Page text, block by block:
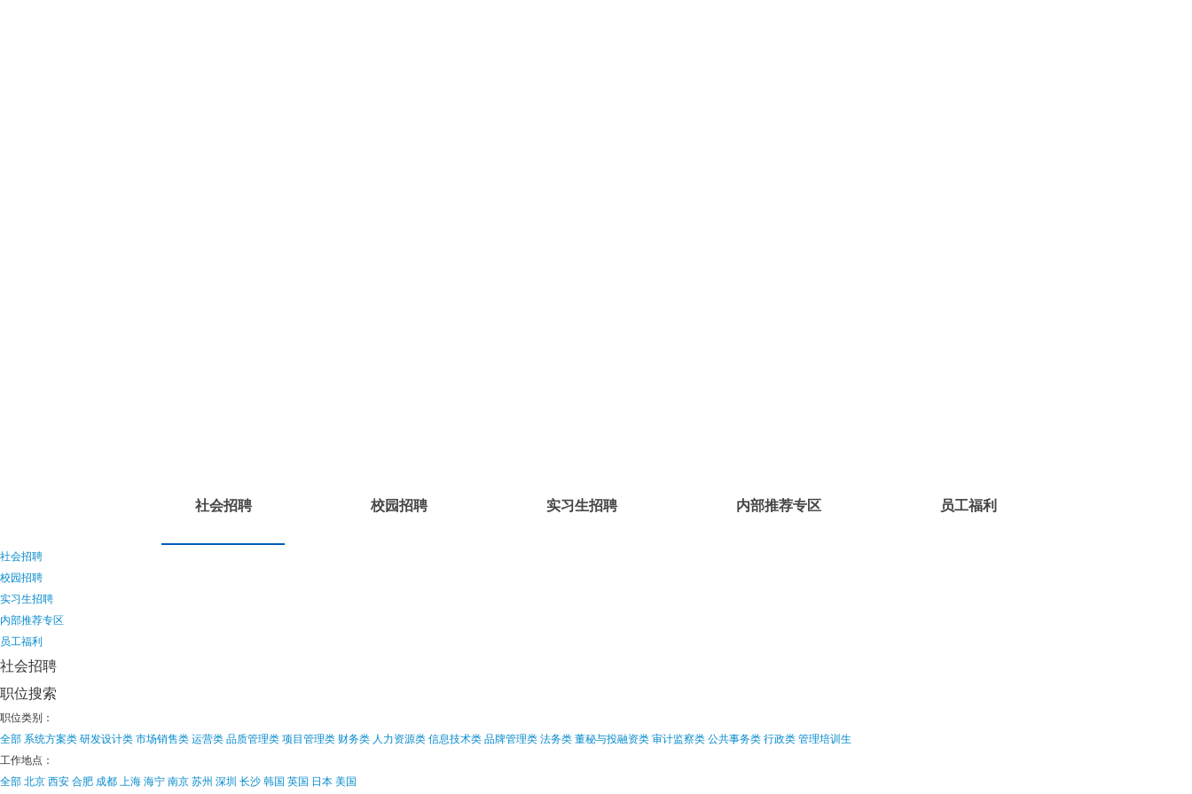
社会招聘 校园招聘 实习生招聘 内部推荐专区 员工福利
社会招聘
校园招聘
实习生招聘
内部推荐专区
员工福利
社会招聘
职位搜索
职位类别：
全部 系统方案类研发设计类市场销售类运营类品质管理类项目管理类 财务类 人力资源类信息技术类品牌管理类法务类董秘与投融资类审计监察类公共事务类行政类管理培训生
工作地点：
全部北京西安合肥 成都 上海海宁南京苏州 深圳 长沙韩国 英国 日本美国